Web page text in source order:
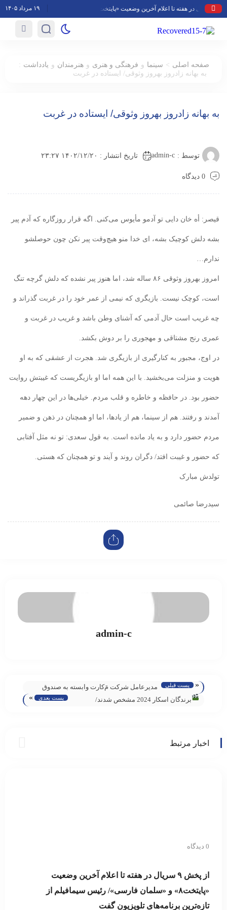
برنامه‌های تلویزیون گفت ۱۹ مرداد ۱۴۰۵
صفحه اصلی > سینما و فرهنگی و هنری و هنرمندان و یادداشت :
به بهانه زادروز بهروز وثوقی/ ایستاده در غربت
به بهانه زادروز بهروز وثوقی/ ایستاده در غربت
توسط : admin-c تاریخ انتشار : ۱۴۰۲/۱۲/۲۰ ۲۳:۲۷
0 دیدگاه
قیصر: أه خان‌ دایی تو آدمو مأیوس می‌‌کنی. اگه قرار روزگاره که آدم پیر
بشه دلش کوچیک بشه، ای خدا منو هیچ‌وقت پیر نکن چون حوصلشو
ندارم…
امروز بهروز وثوقی ۸۶ ساله شد، اما هنوز پیر نشده که دلش گرچه تنگ
است، کوچک نیست. بازیگری که نیمی از عمر خود را در غربت گذراند و
چه غریب است حال آدمی که آشنای وطن باشد و غریب در غربت و
عمری رنج مشتاقی و مهجوری را بر دوش بکشد.
در اوج، مجبور به کنارگیری از بازیگری شد. هجرت از عشقی که به او
هویت و منزلت می‌بخشید. با این همه اما او بازیگریست که غیبتش روایت
حضور بود. در حافظه و خاطره و قلب مردم. خیلی‌ها در این چهار دهه
آمدند و رفتند. هم از سینما، هم از یادها، اما او همچنان در ذهن و ضمیر
مردم حضور دارد و به یاد مانده است. به قول سعدی: تو نه مثل آفتابی
که حضور و غیبت افتد/ دگران روند و آیند و تو همچنان که هستی.
تولدش مبارک
سیدرضا صائمی
admin-c
« پست قبلی
مدیرعامل شرکت مَ‌کارت وابسته به صندوق
اعتباری هنر خبر داد: آغاز طرح نوروزی فروش
برندگان اسکار 2024 مشخص شدند/
پست بعدی »
اخبار مرتبط
0 دیدگاه
از پخش ۹ سریال در هفته تا اعلام آخرین وضعیت
«پایتخت۸» و «سلمان فارسی»/ رئیس سیمافیلم از
تازه‌ترین برنامه‌های تلویزیون گفت